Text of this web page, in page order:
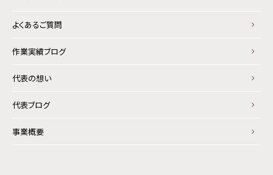
よくあるご質問
作業実績ブログ
代表の想い
代表ブログ
事業概要